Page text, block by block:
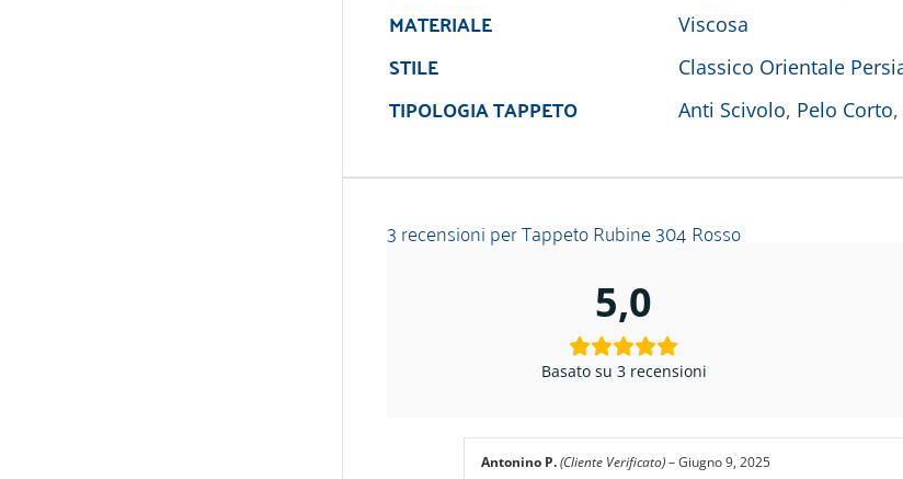
MATERIALE Viscosa
STILE Classico Orientale
TIPOLOGIA TAPPETO Anti Scivolo, Pelo Corto,
3 recensioni perTappeto Rubine 304 Rosso
5,0
Basato su 3 recensioni
Antonino P.(Cliente Verificato)–Giugno 9, 2025